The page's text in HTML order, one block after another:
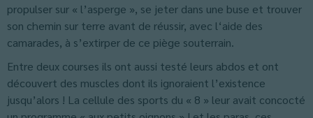
propulser sur « l’asperge », se jeter dans une buse et trouver
son chemin sur terre avant de réussir, avec l‘aide des
camarades, à s’extirper de ce piège souterrain.
Entre deux courses ils ont aussi testé leurs abdos et ont
découvert des muscles dont ils ignoraient l’existence
jusqu’alors ! La cellule des sports du « 8 » leur avait concocté